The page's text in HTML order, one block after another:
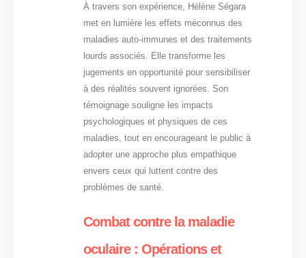
À travers son expérience, Hélène Ségara
met en lumière les effets méconnus des
maladies auto-immunes et des traitements
lourds associés. Elle transforme les
jugements en opportunité pour sensibiliser
à des réalités souvent ignorées. Son
témoignage souligne les impacts
psychologiques et physiques de ces
maladies, tout en encourageant le public à
adopter une approche plus empathique
envers ceux qui luttent contre des
problèmes de santé.
Combat contre la maladie
oculaire : Opérations et